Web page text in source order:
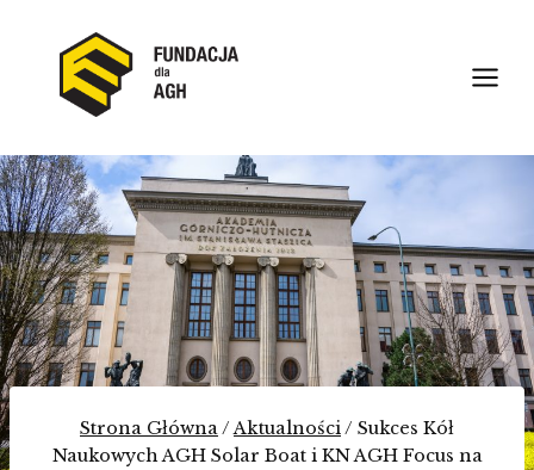
Strona Główna / Aktualności / Sukces Kół
Naukowych AGH Solar Boat i KN AGH Focus na